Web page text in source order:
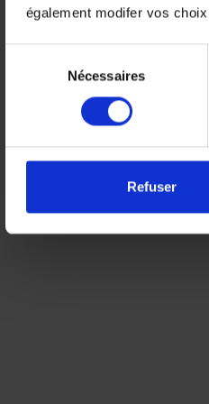
également modifer vos
consentement
Nécessaires
Refuser